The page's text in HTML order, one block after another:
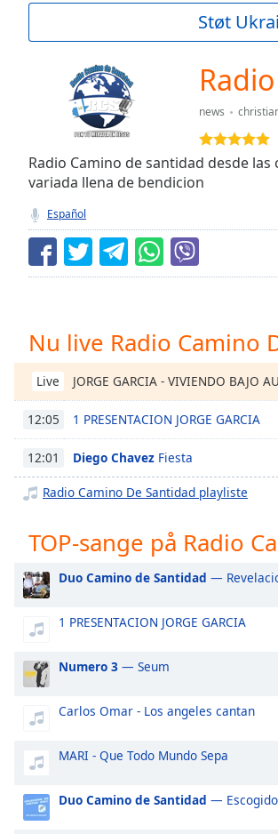
Current
TypeLIVE
Seek to
currently
behind
LIVE
Remaining
Time-
Playback
Rate
Chapters
Chapters
descriptions
selected
Subtitles
settings,
subtitles
settings
dialog
subtitles
selected
Audio
Track
Støt
news
Radio Camino de santidad desde
variada llena de bendicion
Español
Nu live Radio Camino
Live JORGE GARCIA - VIVIENDO BAJO
12:05 1 PRESENTACION JORGE GARCIA
12:01 Diego Chavez Fiesta
Radio Camino De Santidad playliste
TOP-sange på Radio
Duo Camino de Santidad —
1 PRESENTACION JORGE GARCIA
Numero 3 — Seum
Carlos Omar - Los angeles cantan
MARI - Que Todo Mundo Sepa
Duo Camino de Santidad —